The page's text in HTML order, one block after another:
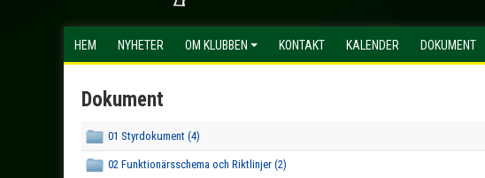
HEM NYHETER OM KLUBBEN KONTAKT KALENDER DOKUMENT
Dokument
01 Styrdokument (4)
02 Funktionärsschema och Riktlinjer (2)